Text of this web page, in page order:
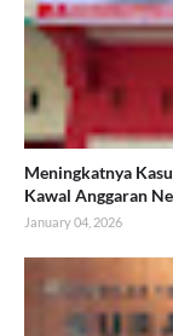
Meningkatnya
Kawal Anggaran
January 04, 2026